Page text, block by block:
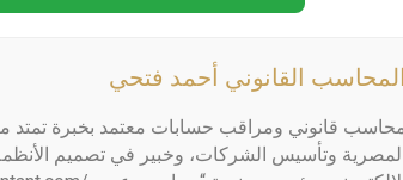
المحاسب القانوني أحمد فتحي
المصرية وتأسيس الشركات، وخبير في تصميم